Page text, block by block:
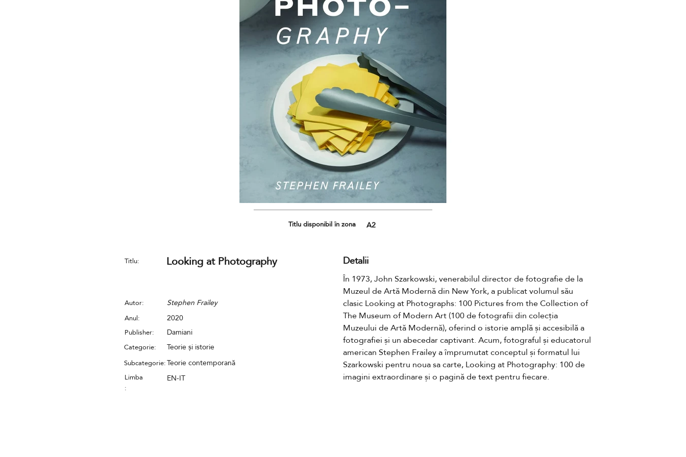
Titlu disponibil în zona A2
Titlu: Looking at Photography
Autor: Stephen Frailey
Anul: 2020
Publisher: Damiani
Categorie:
Teorie și istorie
Teorie contemporană
Subcategorie:
Limba
:
EN-IT
Detalii
În 1973, John Szarkowski, venerabilul director de fotografie de la
Muzeul de Artă Modernă din New York, a publicat volumul său
clasic Looking at Photographs: 100 Pictures from the Collection of
The Museum of Modern Art (100 de fotografii din colecția
Muzeului de Artă Modernă), oferind o istorie amplă și accesibilă a
fotografiei și un abecedar captivant. Acum, fotograful și educatorul
american Stephen Frailey a împrumutat conceptul și formatul lui
Szarkowski pentru noua sa carte, Looking at Photography: 100 de
imagini extraordinare și o pagină de text pentru fiecare.